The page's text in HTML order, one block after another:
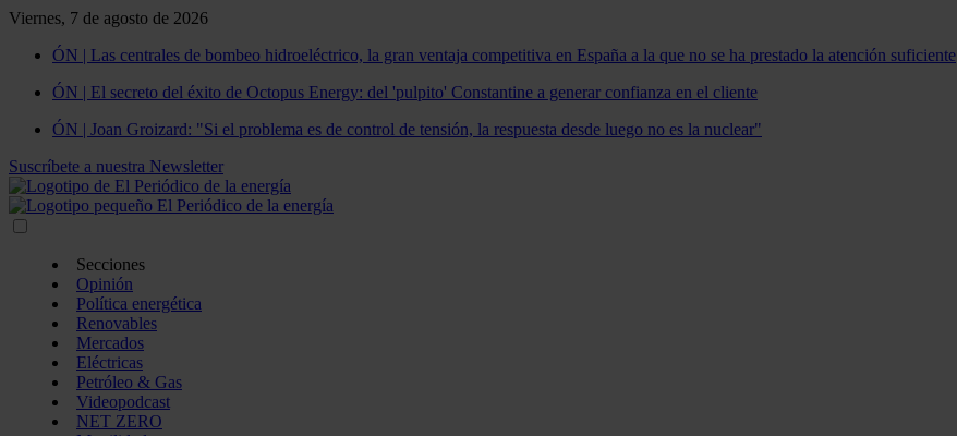
Viernes, 7 de agosto de 2026
ÓN | Las centrales de bombeo hidroeléctrico, la gran ventaja competitiva en España a la que no se ha prestado la atención suficiente
ÓN | El secreto del éxito de Octopus Energy: del 'pulpito' Constantine a generar confianza en el cliente
ÓN | Joan Groizard: "Si el problema es de control de tensión, la respuesta desde luego no es la nuclear"
Suscríbete a nuestra Newsletter
Secciones
Opinión
Política energética
Renovables
Mercados
Eléctricas
Petróleo & Gas
Videopodcast
NET ZERO